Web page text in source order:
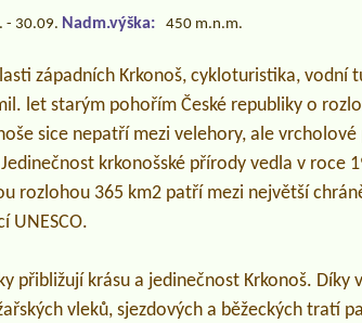
- 30.09. Nadm.výška: 450 m.n.m.
západních Krkonoš, cykloturistika, vodní
let starým pohořím České republiky o
sice nepatří mezi velehory, ale
krkonošské přírody vedla v roce
rozlohou 365 km2 patří mezi největší
UNESCO.
přibližují krásu a jedinečnost Krkonoš.
vleků, sjezdových a běžeckých tratí